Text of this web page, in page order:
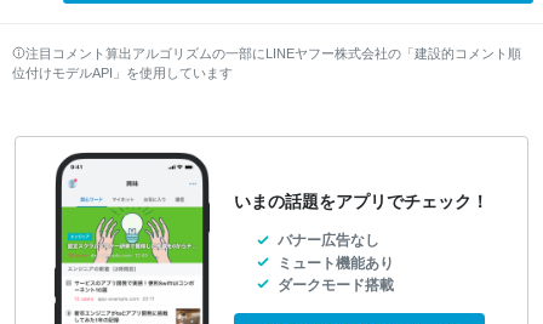
注目コメント算出アルゴリズムの一部にLINEヤフー株式会社の「建設的コメント順
位付けモデルAPI」を使用しています
いまの話題をアプリでチェック！
バナー広告なし
ミュート機能あり
ダークモード搭載